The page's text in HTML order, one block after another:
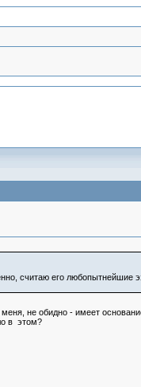
считаю его
не обидно - имеет
в этом?